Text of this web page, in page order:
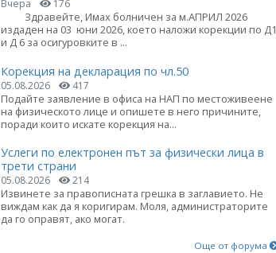
Вчера 176
Здравейте, Имах болничен за м.АПРИЛ 2026
издаден на 03 юни 2026, което наложи корекции по Д1
и Д 6 за осигуровките в ...
Корекция на декларация по чл.50
05.08.2026 417
Подайте заявление в офиса на НАП по местоживеене
на физическото лице и опишете в него причините,
поради които искате корекция на...
Услеги по електронен път за физически лица в
трети страни
05.08.2026 214
Извинете за правописната грешка в заглавието. Не
виждам как да я коригирам. Моля, администраторите
да го оправят, ако могат.
Още от форума